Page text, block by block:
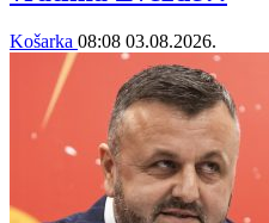
Košarka 08:08 03.08.2026.